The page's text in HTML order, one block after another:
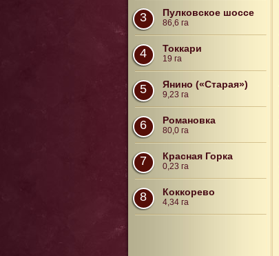
3 Пулковское шоссе
86,6 га
4 Токкари
19 га
5 Янино («Старая»)
9,23 га
6 Романовка
80,0 га
7 Красная Горка
0,23 га
8 Коккорево
4,34 га